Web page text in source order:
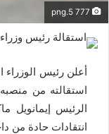
أعلن رئيس الوزراء
الرئيس إيمانويل
انتقادات حادة من